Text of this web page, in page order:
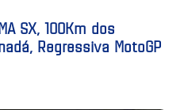
SX, 100Km dos
Regressiva MotoGP